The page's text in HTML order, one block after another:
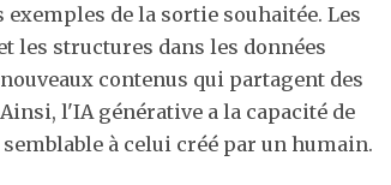
de la sortie souhaitée. Les
les structures dans les données
contenus qui partagent des
l'IA générative a la capacité de
à celui créé par un humain​​.